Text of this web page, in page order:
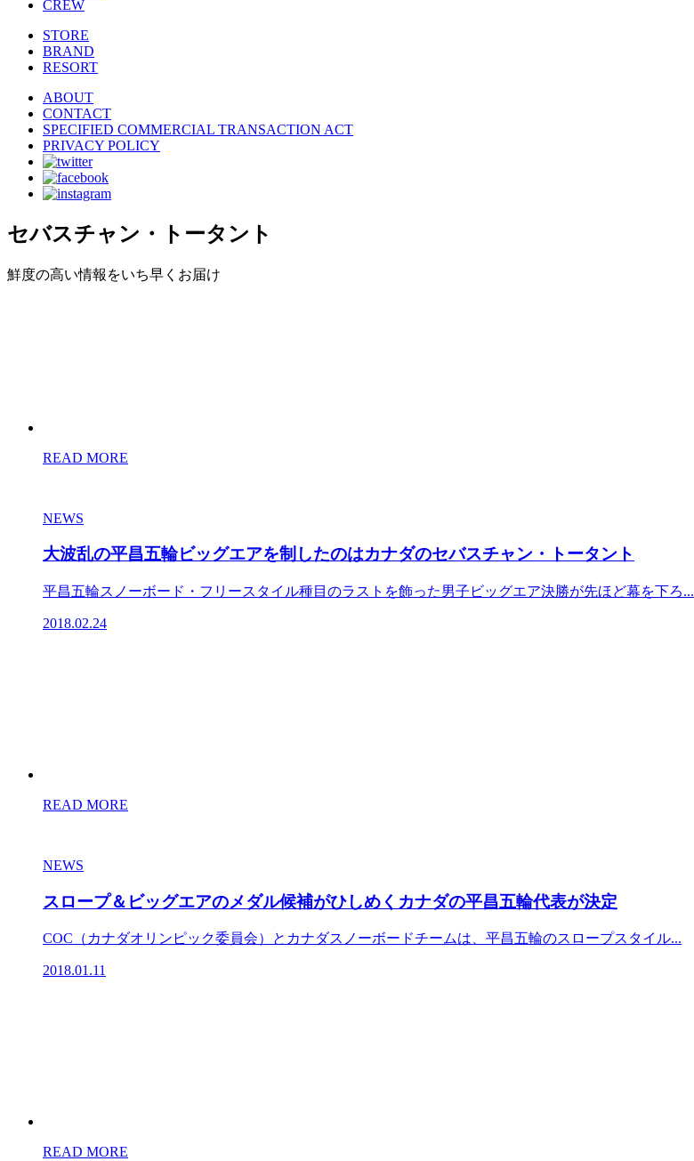
CREW
STORE
BRAND
RESORT
ABOUT
CONTACT
SPECIFIED COMMERCIAL TRANSACTION ACT
PRIVACY POLICY
セバスチャン・トータント
鮮度の高い情報をいち早くお届け
READ MORE
NEWS
大波乱の平昌五輪ビッグエアを制したのはカナダのセバスチャン・トータント
平昌五輪スノーボード・フリースタイル種目のラストを飾った男子ビッグエア決勝が先ほど幕を下ろ...
2018.02.24
READ MORE
NEWS
スロープ＆ビッグエアのメダル候補がひしめくカナダの平昌五輪代表が決定
COC（カナダオリンピック委員会）とカナダスノーボードチームは、平昌五輪のスロープスタイル...
2018.01.11
READ MORE